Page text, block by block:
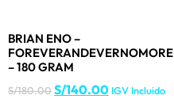
BRIAN ENO –
FOREVERANDEVERNOMORE
– 180 GRAM
S/180.00S/140.00 IGV Incluido